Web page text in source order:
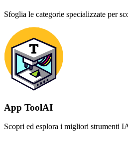
Sfoglia le categorie specializzate per
App ToolAI
Scopri ed esplora i migliori strumenti